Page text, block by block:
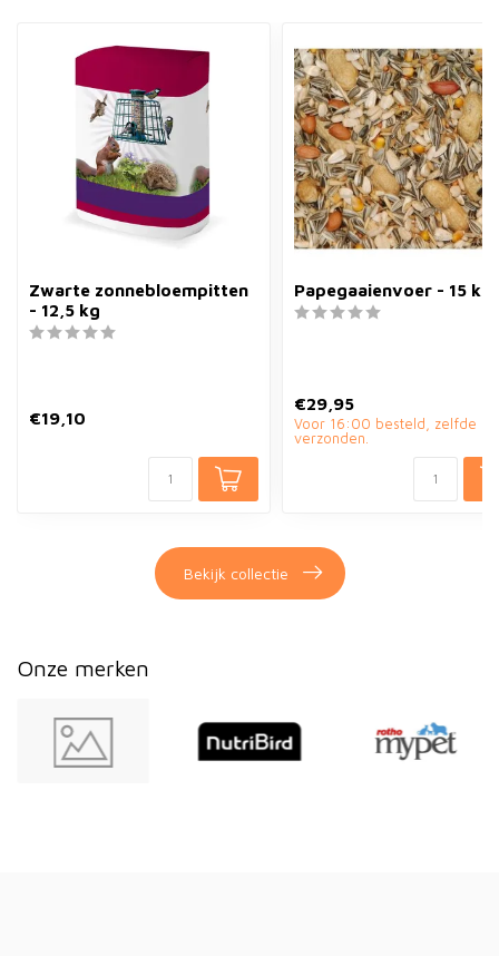
Zwarte zonnebloempitten
- 12,5 kg
€19,10
Papegaaienvoer - 15 kg
€29,95
Voor 16:00 besteld, zelfde
verzonden.
Bekijk collectie
Onze merken